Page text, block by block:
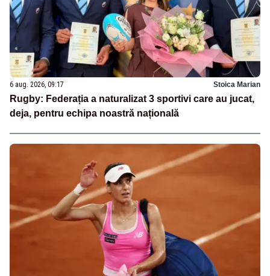
6 aug. 2026, 09:17 Stoica Marian
Rugby: Federația a naturalizat 3 sportivi care au jucat,
deja, pentru echipa noastră națională